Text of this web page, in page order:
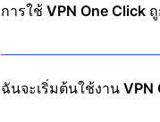
การใช้ VPN One Click
ใช่ VPN ถูกกฎหมายในประ
ฉันจะเริ่มต้นใช้งาน VPN